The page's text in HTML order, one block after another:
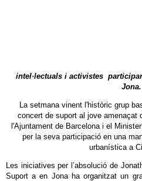
intel·lectuals i activistes
Jona.
La setmana vinent l'històric grup
concert de suport al jove amenaçat
l'Ajuntament de Barcelona i el
per la seva participació en una
urbanística a
Les iniciatives per l’absolució de
Suport a en Jona ha organitzat un